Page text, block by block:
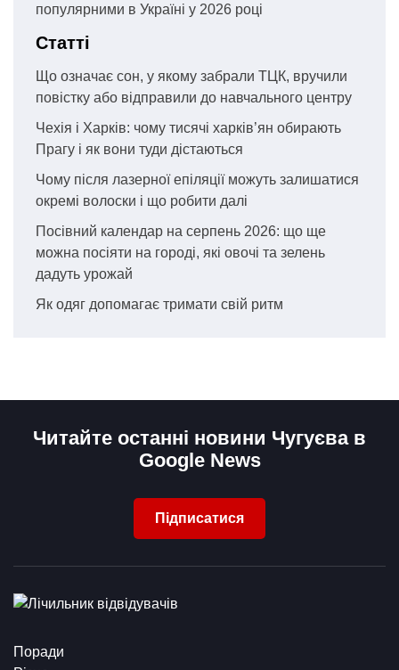
популярними в Україні у 2026 році
Статті
Що означає сон, у якому забрали ТЦК, вручили
повістку або відправили до навчального центру
Чехія і Харків: чому тисячі харків’ян обирають
Прагу і як вони туди дістаються
Чому після лазерної епіляції можуть залишатися
окремі волоски і що робити далі
Посівний календар на серпень 2026: що ще
можна посіяти на городі, які овочі та зелень
дадуть урожай
Як одяг допомагає тримати свій ритм
Читайте останні новини Чугуєва в
Google News
Підписатися
Поради